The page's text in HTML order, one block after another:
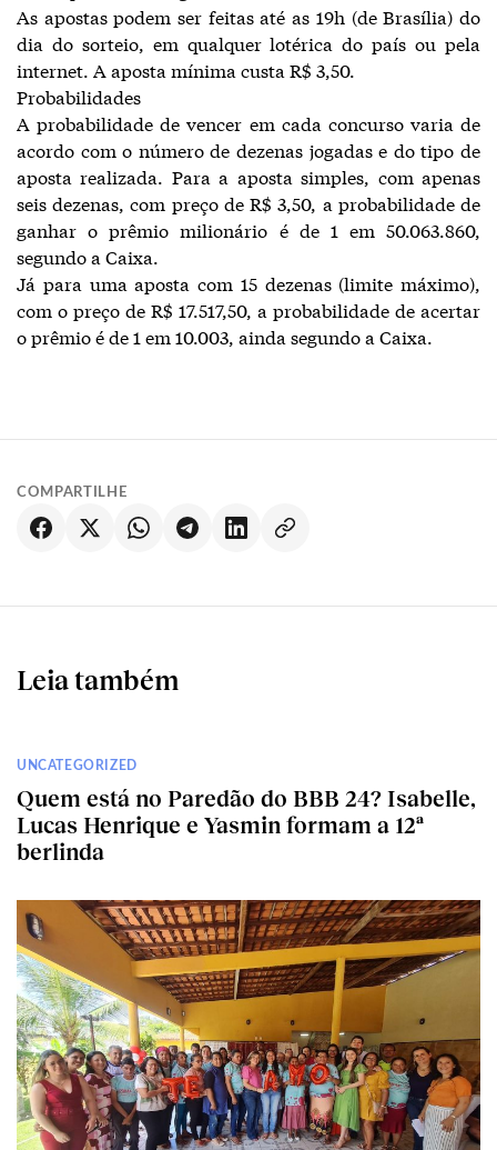
As apostas podem ser feitas até as 19h (de Brasília) do
dia do sorteio, em qualquer lotérica do país ou pela
internet. A aposta mínima custa R$ 3,50.
Probabilidades
A probabilidade de vencer em cada concurso varia de
acordo com o número de dezenas jogadas e do tipo de
aposta realizada. Para a aposta simples, com apenas
seis dezenas, com preço de R$ 3,50, a probabilidade de
ganhar o prêmio milionário é de 1 em 50.063.860,
segundo a Caixa.
Já para uma aposta com 15 dezenas (limite máximo),
com o preço de R$ 17.517,50, a probabilidade de acertar
o prêmio é de 1 em 10.003, ainda segundo a Caixa.
COMPARTILHE
Leia também
UNCATEGORIZED
Quem está no Paredão do BBB 24? Isabelle,
Lucas Henrique e Yasmin formam a 12ª
berlinda